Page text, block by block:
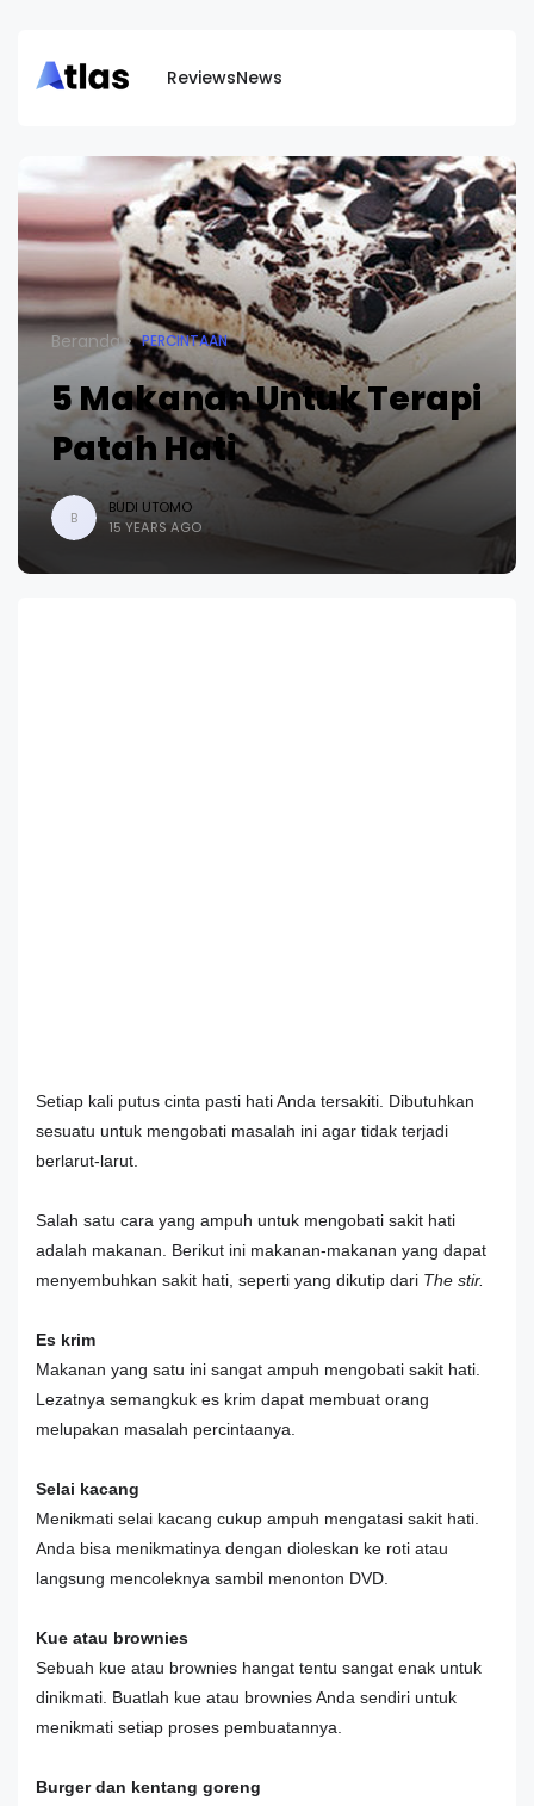
ReviewsNews
Beranda PERCINTAAN
5 Makanan Untuk Terapi
Patah Hati
B
BUDI UTOMO
15 YEARS AGO
Setiap kali putus cinta pasti hati Anda tersakiti. Dibutuhkan
sesuatu untuk mengobati masalah ini agar tidak terjadi
berlarut-larut.
Salah satu cara yang ampuh untuk mengobati sakit hati
adalah makanan. Berikut ini makanan-makanan yang dapat
menyembuhkan sakit hati, seperti yang dikutip dari The stir.
Es krim
Makanan yang satu ini sangat ampuh mengobati sakit hati.
Lezatnya semangkuk es krim dapat membuat orang
melupakan masalah percintaanya.
Selai kacang
Menikmati selai kacang cukup ampuh mengatasi sakit hati.
Anda bisa menikmatinya dengan dioleskan ke roti atau
langsung mencoleknya sambil menonton DVD.
Kue atau brownies
Sebuah kue atau brownies hangat tentu sangat enak untuk
dinikmati. Buatlah kue atau brownies Anda sendiri untuk
menikmati setiap proses pembuatannya.
Burger dan kentang goreng